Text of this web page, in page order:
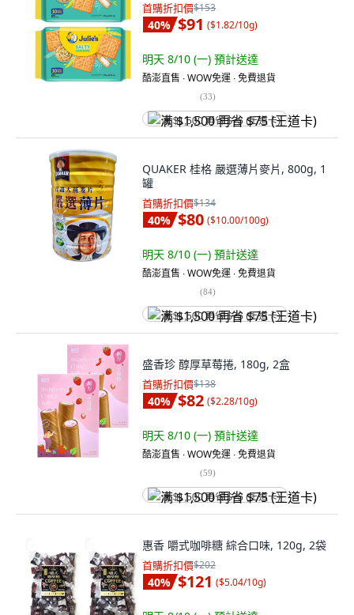
首購折扣價$153
40% $91 ($1.82/10g)
明天 8/10 (一) 預計送達
酷澎直售 ∙ WOW免運 ∙ 免費退貨
(33)
满 $1,500 再省 $75 (王道卡)
QUAKER 桂格 嚴選薄片麥片, 800g, 1
罐
首購折扣價$134
40% $80 ($10.00/100g)
明天 8/10 (一) 預計送達
酷澎直售 ∙ WOW免運 ∙ 免費退貨
(84)
满 $1,500 再省 $75 (王道卡)
盛香珍 醇厚草莓捲, 180g, 2盒
首購折扣價$138
40% $82 ($2.28/10g)
明天 8/10 (一) 預計送達
酷澎直售 ∙ WOW免運 ∙ 免費退貨
(59)
满 $1,500 再省 $75 (王道卡)
惠香 嚼式咖啡糖 綜合口味, 120g, 2袋
首購折扣價$202
40% $121 ($5.04/10g)